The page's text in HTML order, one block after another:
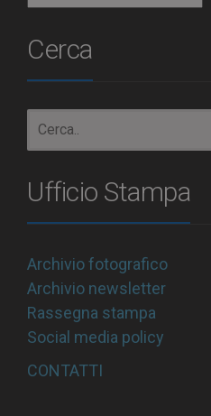
Cerca
Ufficio Stampa
Archivio fotografico
Archivio newsletter
Rassegna stampa
Social media policy
CONTATTI